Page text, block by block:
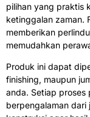
pilihan yang praktis
ketinggalan zaman.
memberikan
memudahkan
Produk ini dapat
finishing, maupun
anda. Setiap proses
berpengalaman